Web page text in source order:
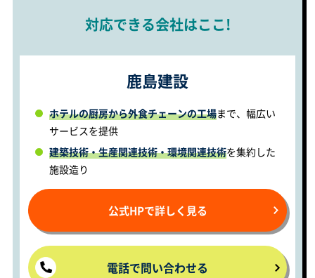
対応できる会社はここ!
鹿島建設
ホテルの厨房から外食チェーンの工場まで、幅広い
サービスを提供
建築技術・生産関連技術・環境関連技術を集約した
施設造り
公式HPで詳しく見る
電話で問い合わせる